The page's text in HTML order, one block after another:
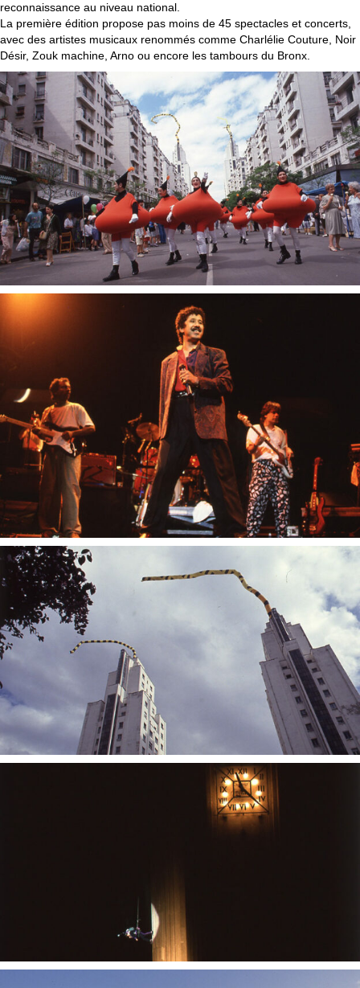
reconnaissance au niveau national.
La première édition propose pas moins de 45 spectacles et concerts,
avec des artistes musicaux renommés comme Charlélie Couture, Noir
Désir, Zouk machine, Arno ou encore les tambours du Bronx.